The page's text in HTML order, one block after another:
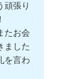
頑張り
たお会
ました
を言わ